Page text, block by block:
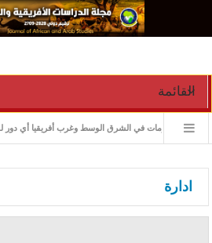
القائمة
ادارة الأزمات في الشرق الوسط وغرب أفريقيا أي دور
ادارة